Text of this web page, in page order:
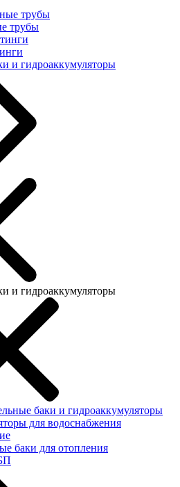
трубы
трубы
и гидроаккумуляторы
и гидроаккумуляторы
баки и гидроаккумуляторы
для водоснабжения
баки для отопления